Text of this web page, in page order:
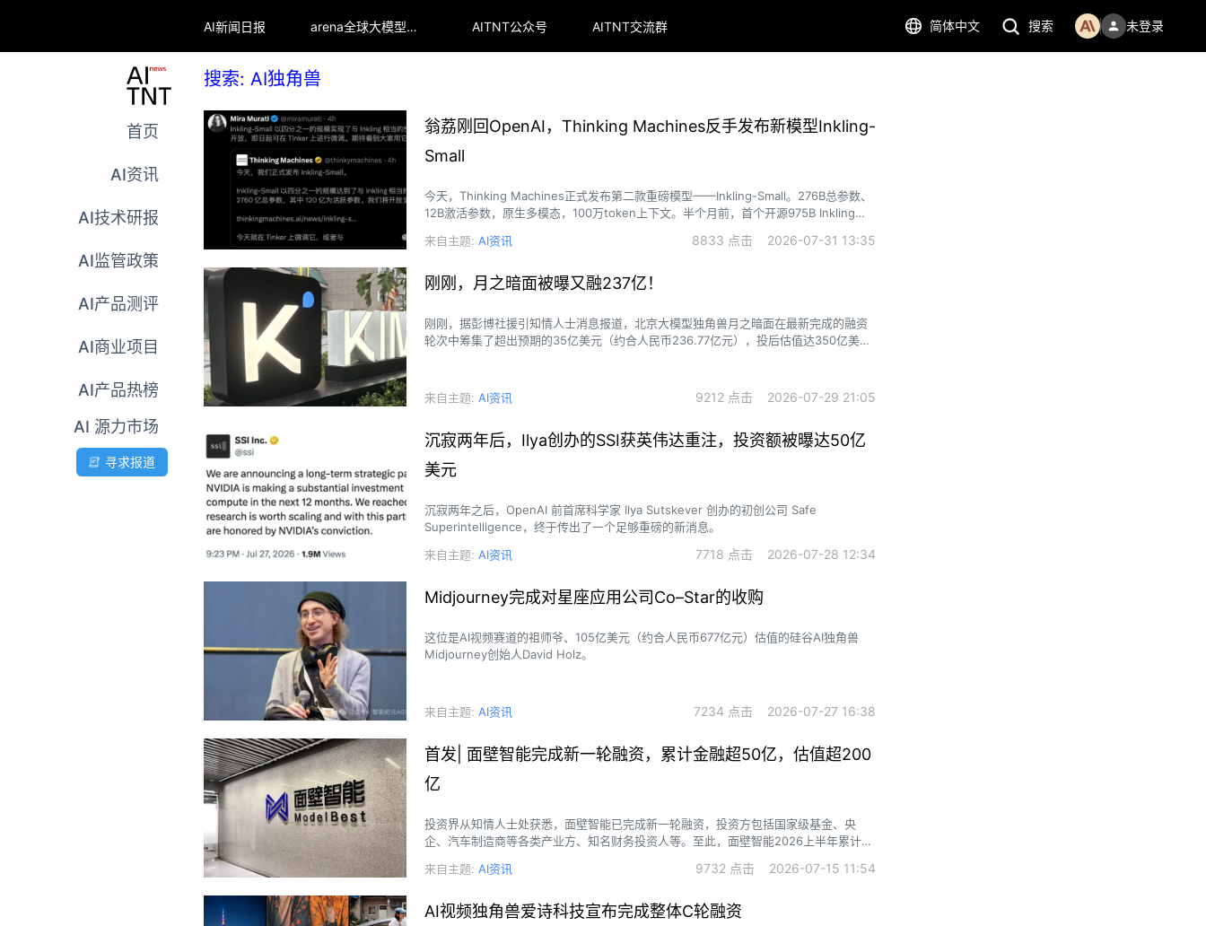
AI新闻日报 arena全球大模型排行榜 AITNT公众号 AITNT交流群 简体中文 搜索 未登录
首页
AI资讯
AI技术研报
AI监管政策
AI产品测评
AI商业项目
AI产品热榜
AI 源力市场
寻求报道
搜索: AI独角兽
翁荔刚回OpenAI，Thinking Machines反手发布新模型Inkling-
Small
今天，Thinking Machines正式发布第二款重磅模型——Inkling-Small。276B总参数、
12B激活参数，原生多模态，100万token上下文。半个月前，首个开源975B Inkling登
来自主题: AI资讯 8833 点击 2026-07-31 13:35
刚刚，月之暗面被曝又融237亿！
刚刚，据彭博社援引知情人士消息报道，北京大模型独角兽月之暗面在最新完成的融资
轮次中筹集了超出预期的35亿美元（约合人民币236.77亿元），投后估值达350亿美元
来自主题: AI资讯 9212 点击 2026-07-29 21:05
沉寂两年后，Ilya创办的SSI获英伟达重注，投资额被曝达50亿
美元
沉寂两年之后，OpenAI 前首席科学家 Ilya Sutskever 创办的初创公司 Safe
Superintelligence，终于传出了一个足够重磅的新消息。
来自主题: AI资讯 7718 点击 2026-07-28 12:34
Midjourney完成对星座应用公司Co–Star的收购
这位是AI视频赛道的祖师爷、105亿美元（约合人民币677亿元）估值的硅谷AI独角兽
Midjourney创始人David Holz。
来自主题: AI资讯 7234 点击 2026-07-27 16:38
首发| 面壁智能完成新一轮融资，累计金融超50亿，估值超200
亿
投资界从知情人士处获悉，面壁智能已完成新一轮融资，投资方包括国家级基金、央
企、汽车制造商等各类产业方、知名财务投资人等。至此，面壁智能2026上半年累计融
来自主题: AI资讯 9732 点击 2026-07-15 11:54
AI视频独角兽爱诗科技宣布完成整体C轮融资